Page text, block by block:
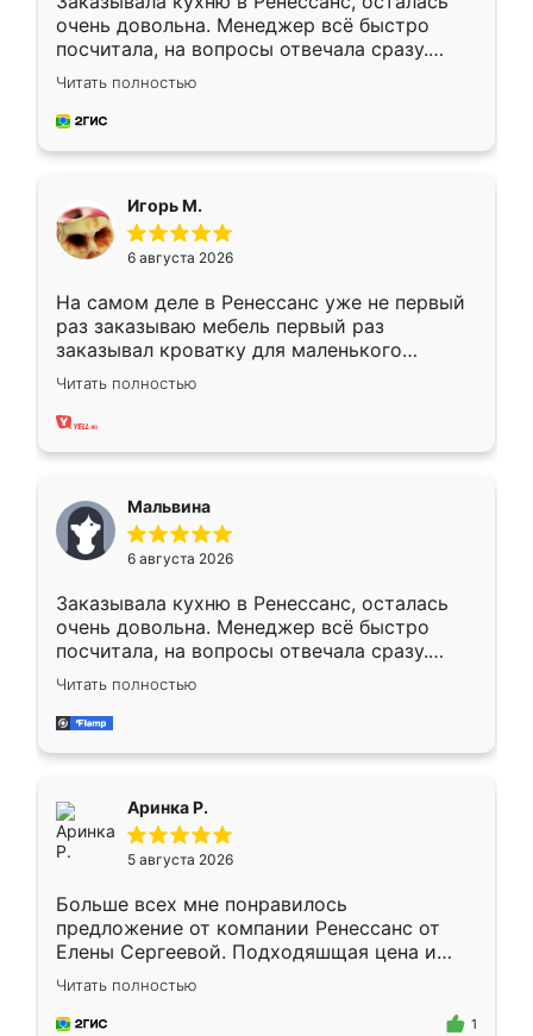
очень довольна. Менеджер всё быстро
посчитала, на вопросы отвечала сразу.
Замерщик приехал в субботу, подошёл к
делу со всей ответственностью. Собрали
за день, ребята работали аккуратно, даже
Читать полностью
Игорь М.
6 августа 2026
На самом деле в Ренессанс уже не первый
раз заказываю мебель первый раз
заказывал кроватку для маленького
ребёнка при его рождении ,во второй раз
заказал шкаф-купе. По качеству очень
хорошее сборка достаточно быстрая,
меньше, здесь же он более разнообразный.
Мне нравится ,если что-то потребуется из
мебели буду заказывать только здесь.
Читать полностью
Мальвина
6 августа 2026
Заказывала кухню в Ренессанс, осталась
очень довольна. Менеджер всё быстро
посчитала, на вопросы отвечала сразу.
Замерщик приехал в субботу, подошёл к
делу со всей ответственностью. Собрали
за день, ребята работали аккуратно, даже
Читать полностью
Аринка Р.
5 августа 2026
Больше всех мне понравилось
предложение от компании Ренессанс от
Елены Сергеевой. Подходяшщая цена и
короткие сроки изготовления. Приехавший
для замера сотрудник Владислав
предложил по моему эскизу самый
Читать полностью
1